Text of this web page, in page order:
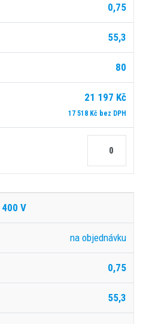
0,75
55,3
80
21 197 Kč
17 518 Kč bez DPH
400 V
na objednávku
0,75
55,3